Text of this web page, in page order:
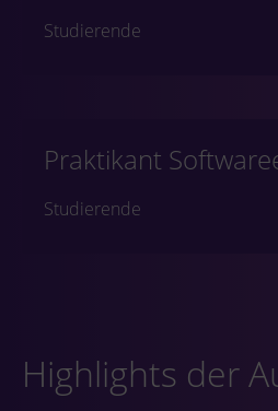
Studierende
Praktikant
Studierende
Highlights der